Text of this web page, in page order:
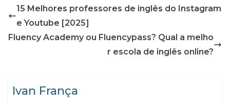
15 Melhores professores de inglês do Instagram
e Youtube [2025]
Fluency Academy ou Fluencypass? Qual a melho
r escola de inglês online?
Ivan França